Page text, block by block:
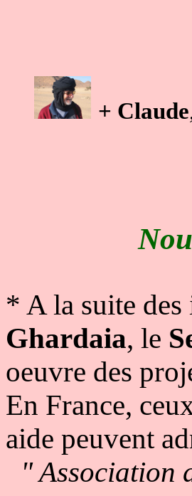
+ Claude
* A la suite des
Ghardaia, le
oeuvre des
En France,
aide peuvent
" Association